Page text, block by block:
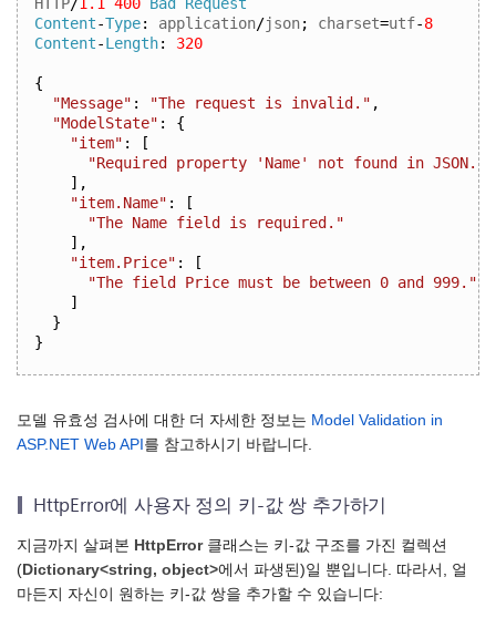
Content-Type: application/json; charset=utf-8
Content-Length: 320
{
"Message" : "The request is invalid." ,
"ModelState" :
{
"item" :
[
"Required property 'Name' not found in
],
"item.Name" :
[
"The Name field is required."
],
"item.Price" :
[
"The field Price must be between 0 and 999."
]
}
}
모델 유효성 검사에 대한 더 자세한 정보는 Model Validation in
ASP.NET Web API 를 참고하시기 바랍니다.
HttpError에 사용자 정의 키-값 쌍 추가하기
지금까지 살펴본 HttpError클래스는 키-값 구조를 가진 컬렉션
(Dictionary<string, object>에서 파생된)일 뿐입니다. 따라서, 얼
마든지 자신이 원하는 키-값 쌍을 추가할 수 있습니다: